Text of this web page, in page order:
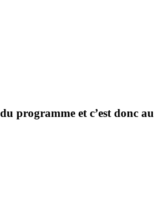
programme et c’est donc au